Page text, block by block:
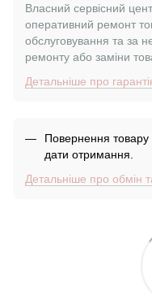
Власний сервісний
оперативний ремонт
обслуговування та за
ремонту або заміни
Детальніше про
Повернення товару
дати отримання.
Детальніше про обмін